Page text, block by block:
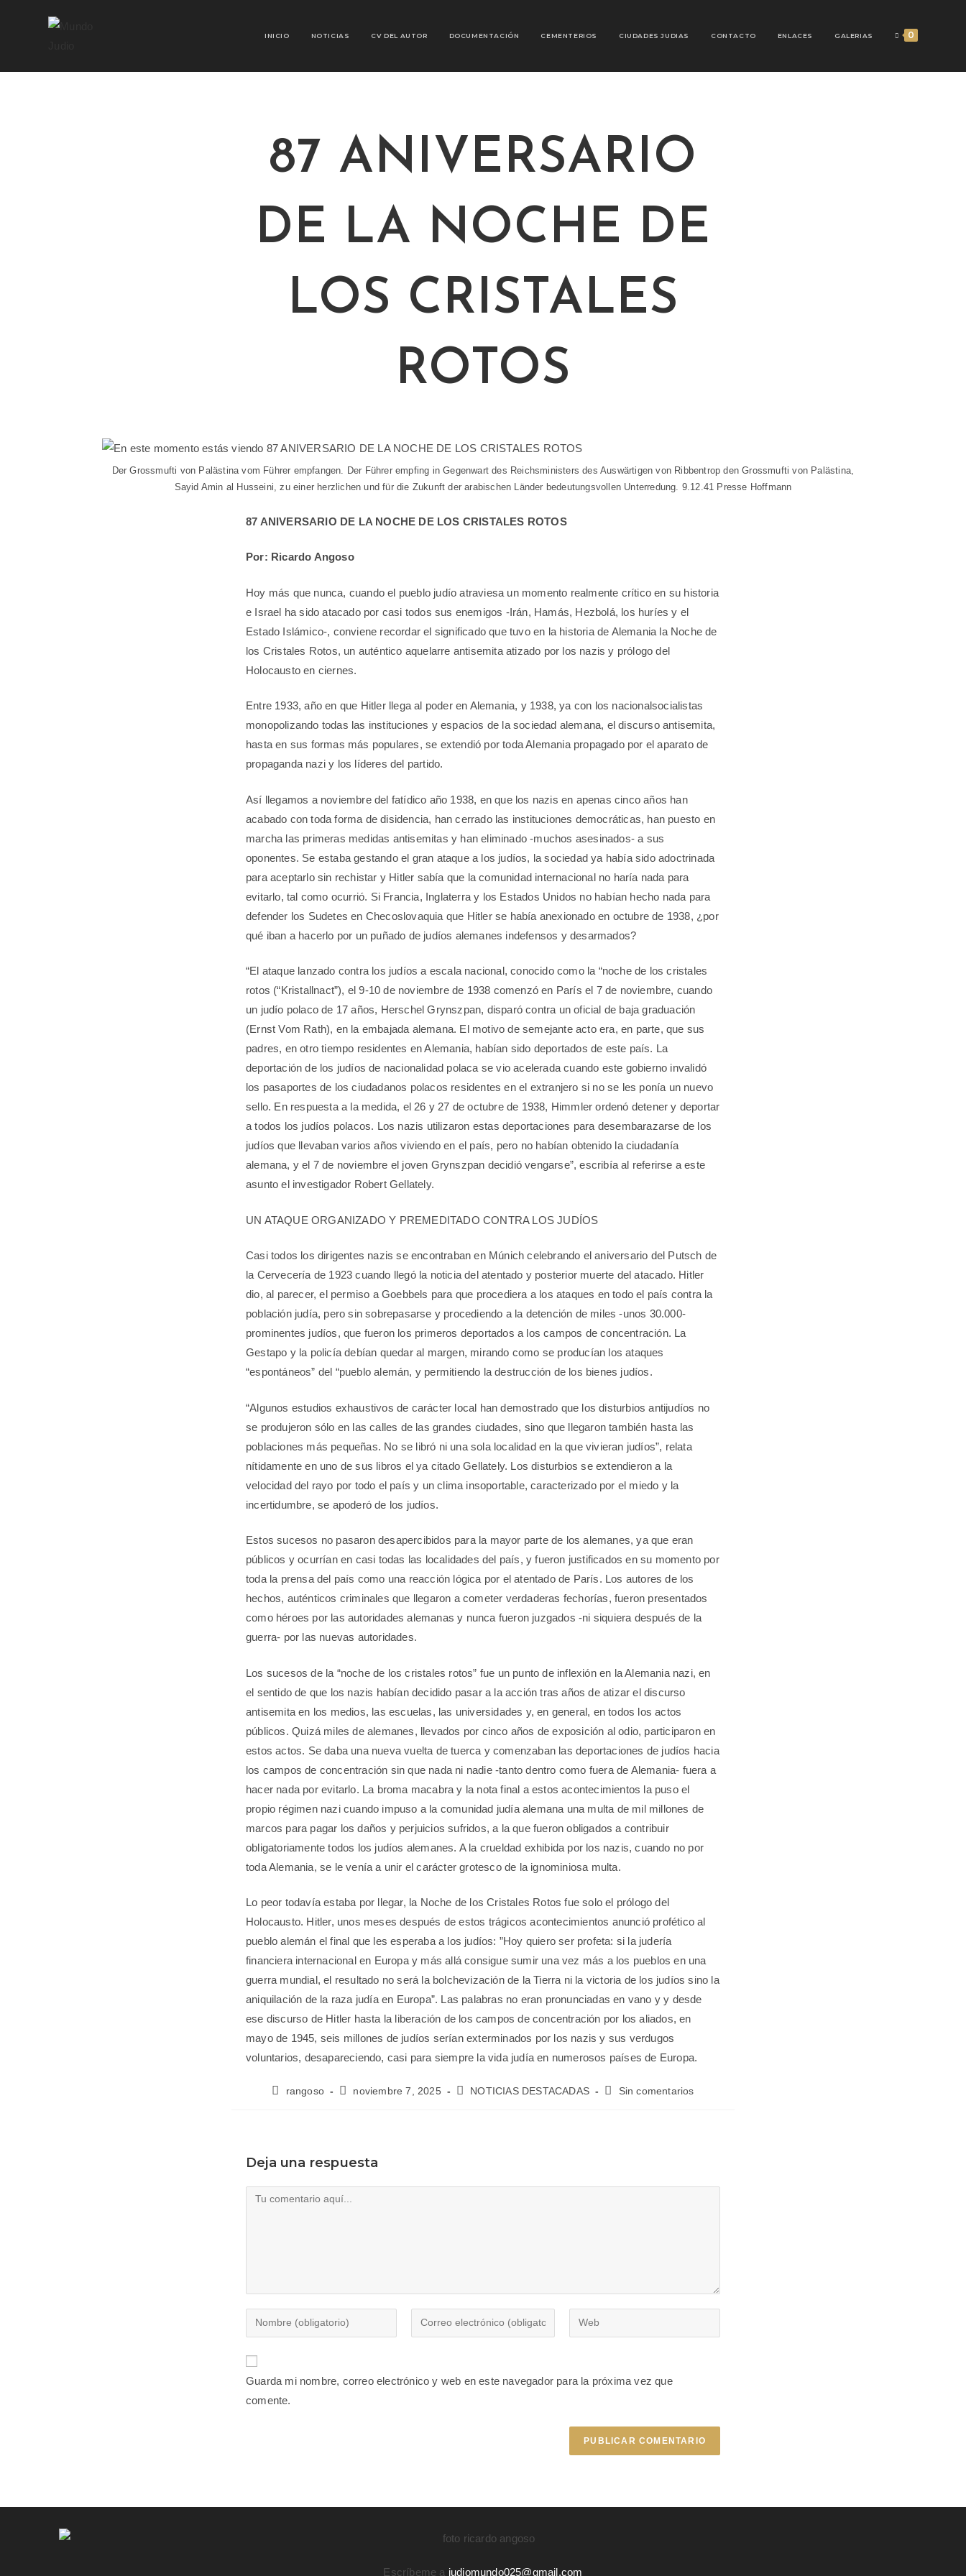
INICIO NOTICIAS CV DEL AUTOR DOCUMENTACIÓN CEMENTERIOS CIUDADES JUDIAS CONTACTO ENLACES GALERIAS 0
87 ANIVERSARIO
DE LA NOCHE DE
LOS CRISTALES
ROTOS
Der Grossmufti von Palästina vom Führer empfangen. Der Führer empfing in Gegenwart des Reichsministers des Auswärtigen von Ribbentrop den Grossmufti von Palästina,
Sayid Amin al Husseini, zu einer herzlichen und für die Zukunft der arabischen Länder bedeutungsvollen Unterredung. 9.12.41 Presse Hoffmann
87 ANIVERSARIO DE LA NOCHE DE LOS CRISTALES ROTOS
Por: Ricardo Angoso
Hoy más que nunca, cuando el pueblo judío atraviesa un momento realmente crítico en su historia
e Israel ha sido atacado por casi todos sus enemigos -Irán, Hamás, Hezbolá, los huríes y el
Estado Islámico-, conviene recordar el significado que tuvo en la historia de Alemania la Noche de
los Cristales Rotos, un auténtico aquelarre antisemita atizado por los nazis y prólogo del
Holocausto en ciernes.
Entre 1933, año en que Hitler llega al poder en Alemania, y 1938, ya con los nacionalsocialistas
monopolizando todas las instituciones y espacios de la sociedad alemana, el discurso antisemita,
hasta en sus formas más populares, se extendió por toda Alemania propagado por el aparato de
propaganda nazi y los líderes del partido.
Así llegamos a noviembre del fatídico año 1938, en que los nazis en apenas cinco años han
acabado con toda forma de disidencia, han cerrado las instituciones democráticas, han puesto en
marcha las primeras medidas antisemitas y han eliminado -muchos asesinados- a sus
oponentes. Se estaba gestando el gran ataque a los judíos, la sociedad ya había sido adoctrinada
para aceptarlo sin rechistar y Hitler sabía que la comunidad internacional no haría nada para
evitarlo, tal como ocurrió. Si Francia, Inglaterra y los Estados Unidos no habían hecho nada para
defender los Sudetes en Checoslovaquia que Hitler se había anexionado en octubre de 1938, ¿por
qué iban a hacerlo por un puñado de judíos alemanes indefensos y desarmados?
“El ataque lanzado contra los judíos a escala nacional, conocido como la “noche de los cristales
rotos (“Kristallnact”), el 9-10 de noviembre de 1938 comenzó en París el 7 de noviembre, cuando
un judío polaco de 17 años, Herschel Grynszpan, disparó contra un oficial de baja graduación
(Ernst Vom Rath), en la embajada alemana. El motivo de semejante acto era, en parte, que sus
padres, en otro tiempo residentes en Alemania, habían sido deportados de este país. La
deportación de los judíos de nacionalidad polaca se vio acelerada cuando este gobierno invalidó
los pasaportes de los ciudadanos polacos residentes en el extranjero si no se les ponía un nuevo
sello. En respuesta a la medida, el 26 y 27 de octubre de 1938, Himmler ordenó detener y deportar
a todos los judíos polacos. Los nazis utilizaron estas deportaciones para desembarazarse de los
judíos que llevaban varios años viviendo en el país, pero no habían obtenido la ciudadanía
alemana, y el 7 de noviembre el joven Grynszpan decidió vengarse”, escribía al referirse a este
asunto el investigador Robert Gellately.
UN ATAQUE ORGANIZADO Y PREMEDITADO CONTRA LOS JUDÍOS
Casi todos los dirigentes nazis se encontraban en Múnich celebrando el aniversario del Putsch de
la Cervecería de 1923 cuando llegó la noticia del atentado y posterior muerte del atacado. Hitler
dio, al parecer, el permiso a Goebbels para que procediera a los ataques en todo el país contra la
población judía, pero sin sobrepasarse y procediendo a la detención de miles -unos 30.000-
prominentes judíos, que fueron los primeros deportados a los campos de concentración. La
Gestapo y la policía debían quedar al margen, mirando como se producían los ataques
“espontáneos” del “pueblo alemán, y permitiendo la destrucción de los bienes judíos.
“Algunos estudios exhaustivos de carácter local han demostrado que los disturbios antijudíos no
se produjeron sólo en las calles de las grandes ciudades, sino que llegaron también hasta las
poblaciones más pequeñas. No se libró ni una sola localidad en la que vivieran judíos”, relata
nítidamente en uno de sus libros el ya citado Gellately. Los disturbios se extendieron a la
velocidad del rayo por todo el país y un clima insoportable, caracterizado por el miedo y la
incertidumbre, se apoderó de los judíos.
Estos sucesos no pasaron desapercibidos para la mayor parte de los alemanes, ya que eran
públicos y ocurrían en casi todas las localidades del país, y fueron justificados en su momento por
toda la prensa del país como una reacción lógica por el atentado de París. Los autores de los
hechos, auténticos criminales que llegaron a cometer verdaderas fechorías, fueron presentados
como héroes por las autoridades alemanas y nunca fueron juzgados -ni siquiera después de la
guerra- por las nuevas autoridades.
Los sucesos de la “noche de los cristales rotos” fue un punto de inflexión en la Alemania nazi, en
el sentido de que los nazis habían decidido pasar a la acción tras años de atizar el discurso
antisemita en los medios, las escuelas, las universidades y, en general, en todos los actos
públicos. Quizá miles de alemanes, llevados por cinco años de exposición al odio, participaron en
estos actos. Se daba una nueva vuelta de tuerca y comenzaban las deportaciones de judíos hacia
los campos de concentración sin que nada ni nadie -tanto dentro como fuera de Alemania- fuera a
hacer nada por evitarlo. La broma macabra y la nota final a estos acontecimientos la puso el
propio régimen nazi cuando impuso a la comunidad judía alemana una multa de mil millones de
marcos para pagar los daños y perjuicios sufridos, a la que fueron obligados a contribuir
obligatoriamente todos los judíos alemanes. A la crueldad exhibida por los nazis, cuando no por
toda Alemania, se le venía a unir el carácter grotesco de la ignominiosa multa.
Lo peor todavía estaba por llegar, la Noche de los Cristales Rotos fue solo el prólogo del
Holocausto. Hitler, unos meses después de estos trágicos acontecimientos anunció profético al
pueblo alemán el final que les esperaba a los judíos: ”Hoy quiero ser profeta: si la judería
financiera internacional en Europa y más allá consigue sumir una vez más a los pueblos en una
guerra mundial, el resultado no será la bolchevización de la Tierra ni la victoria de los judíos sino la
aniquilación de la raza judía en Europa”. Las palabras no eran pronunciadas en vano y y desde
ese discurso de Hitler hasta la liberación de los campos de concentración por los aliados, en
mayo de 1945, seis millones de judíos serían exterminados por los nazis y sus verdugos
voluntarios, desapareciendo, casi para siempre la vida judía en numerosos países de Europa.
rangoso noviembre 7, 2025 NOTICIAS DESTACADAS Sin comentarios
Deja una respuesta
Guarda mi nombre, correo electrónico y web en este navegador para la próxima vez que
comente.
Escríbeme a judiomundo025@gmail.com